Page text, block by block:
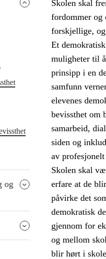
og
Skolen skal
fordommer og
forskjellige,
Et
muligheter til
prinsipp i en
samfunn
elevenes
bevissthet om
samarbeid,
siden og
av
Skolen skal
erfare at de
påvirke det
demokratisk
gjennom for
og mellom
blir hørt i